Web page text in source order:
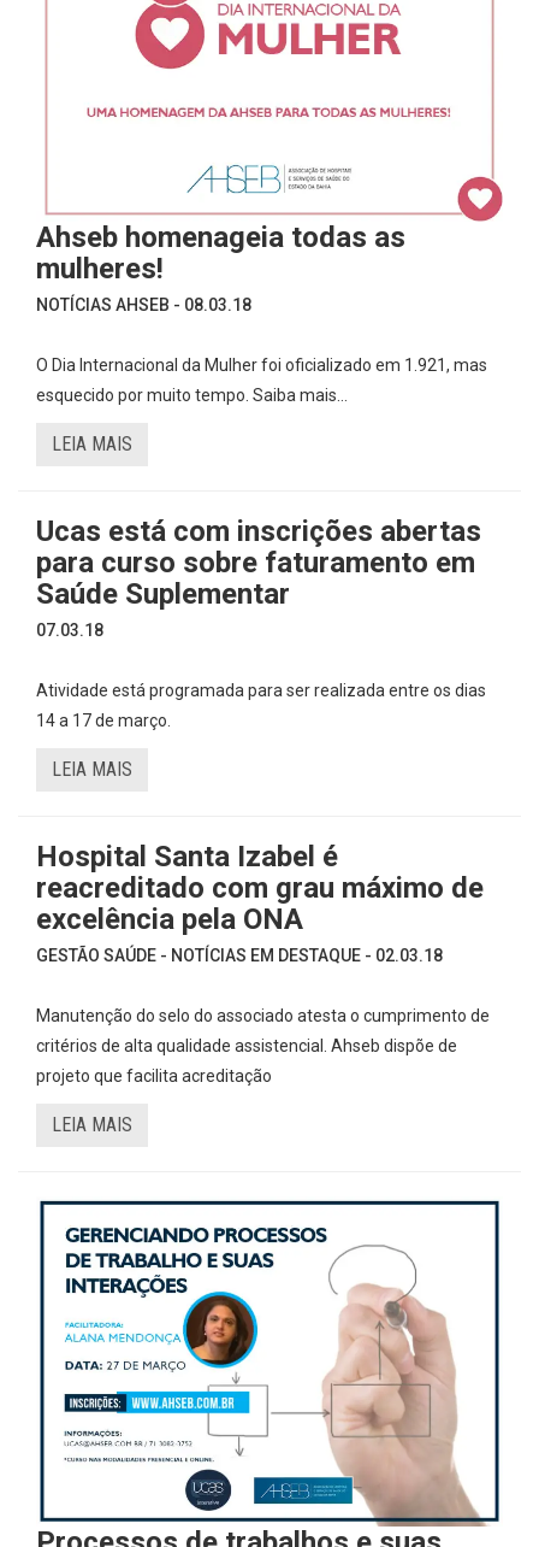
Ahseb homenageia todas as
mulheres!
NOTÍCIAS AHSEB - 08.03.18
O Dia Internacional da Mulher foi oficializado em 1.921, mas
esquecido por muito tempo. Saiba mais…
LEIA MAIS
Ucas está com inscrições abertas
para curso sobre faturamento em
Saúde Suplementar
07.03.18
Atividade está programada para ser realizada entre os dias
14 a 17 de março.
LEIA MAIS
Hospital Santa Izabel é
reacreditado com grau máximo de
excelência pela ONA
GESTÃO SAÚDE - NOTÍCIAS EM DESTAQUE - 02.03.18
Manutenção do selo do associado atesta o cumprimento de
critérios de alta qualidade assistencial. Ahseb dispõe de
projeto que facilita acreditação
LEIA MAIS